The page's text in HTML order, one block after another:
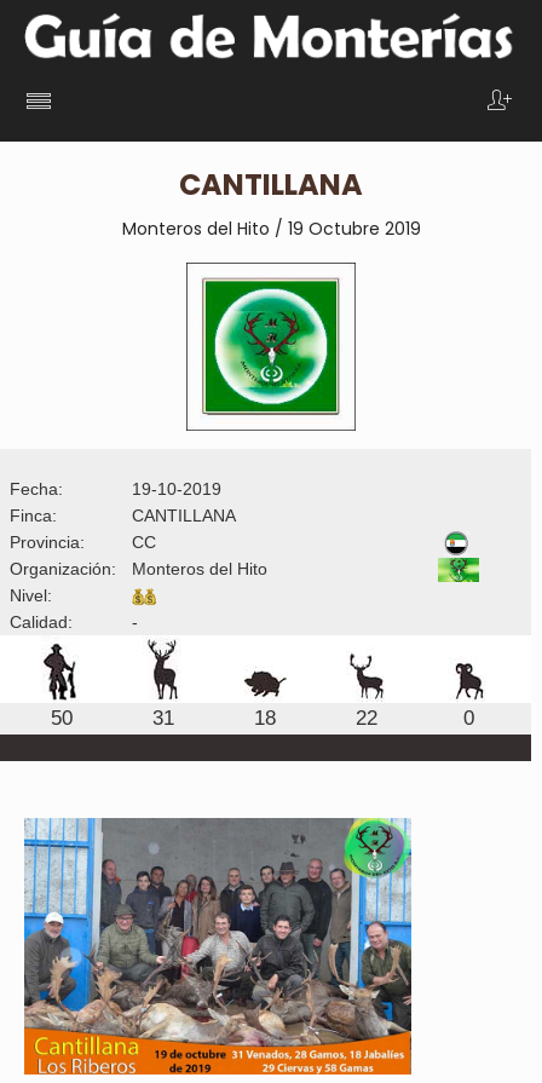
CANTILLANA
Monteros del Hito / 19 Octubre 2019
Fecha:
19-10-2019
Finca:
CANTILLANA
Provincia:
CC
Organización:
Monteros del Hito
Nivel:
Calidad:
-
50 31 18 22 0